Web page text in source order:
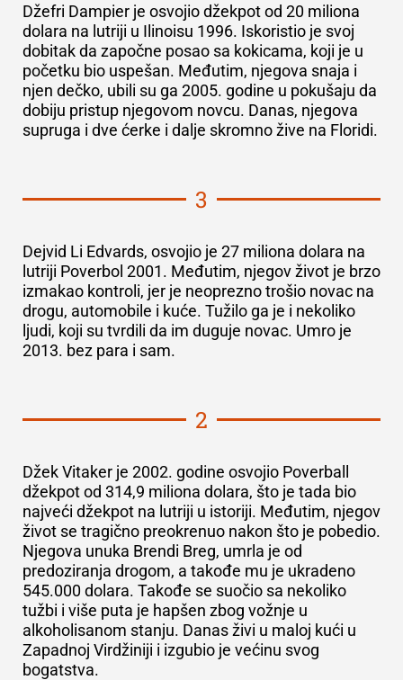
Džefri Dampier je osvojio džekpot od 20 miliona
dolara na lutriji u Ilinoisu 1996. Iskoristio je svoj
dobitak da započne posao sa kokicama, koji je u
početku bio uspešan. Međutim, njegova snaja i
njen dečko, ubili su ga 2005. godine u pokušaju da
dobiju pristup njegovom novcu. Danas, njegova
supruga i dve ćerke i dalje skromno žive na Floridi.
3
Dejvid Li Edvards, osvojio je 27 miliona dolara na
lutriji Poverbol 2001. Međutim, njegov život je brzo
izmakao kontroli, jer je neoprezno trošio novac na
drogu, automobile i kuće. Tužilo ga je i nekoliko
ljudi, koji su tvrdili da im duguje novac. Umro je
2013. bez para i sam.
2
Džek Vitaker je 2002. godine osvojio Poverball
džekpot od 314,9 miliona dolara, što je tada bio
najveći džekpot na lutriji u istoriji. Međutim, njegov
život se tragično preokrenuo nakon što je pobedio.
Njegova unuka Brendi Breg, umrla je od
predoziranja drogom, a takođe mu je ukradeno
545.000 dolara. Takođe se suočio sa nekoliko
tužbi i više puta je hapšen zbog vožnje u
alkoholisanom stanju. Danas živi u maloj kući u
Zapadnoj Virdžiniji i izgubio je većinu svog
bogatstva.